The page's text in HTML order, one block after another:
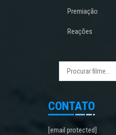
Premiação
Reações
CONTATO
[email protected]